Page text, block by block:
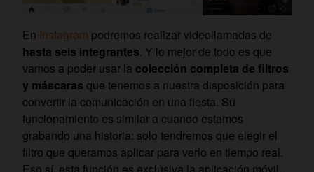
En Instagram podremos realizar videollamadas de
hasta seis integrantes. Y lo mejor de todo es que
vamos a poder usar la colección completa de filtros
y máscaras que tenemos a nuestra disposición para
convertir la comunicación en una fiesta. Su
funcionamiento es similar a cuando estamos
grabando una historia: solo tendremos que elegir el
filtro que queramos aplicar para verlo en tiempo real.